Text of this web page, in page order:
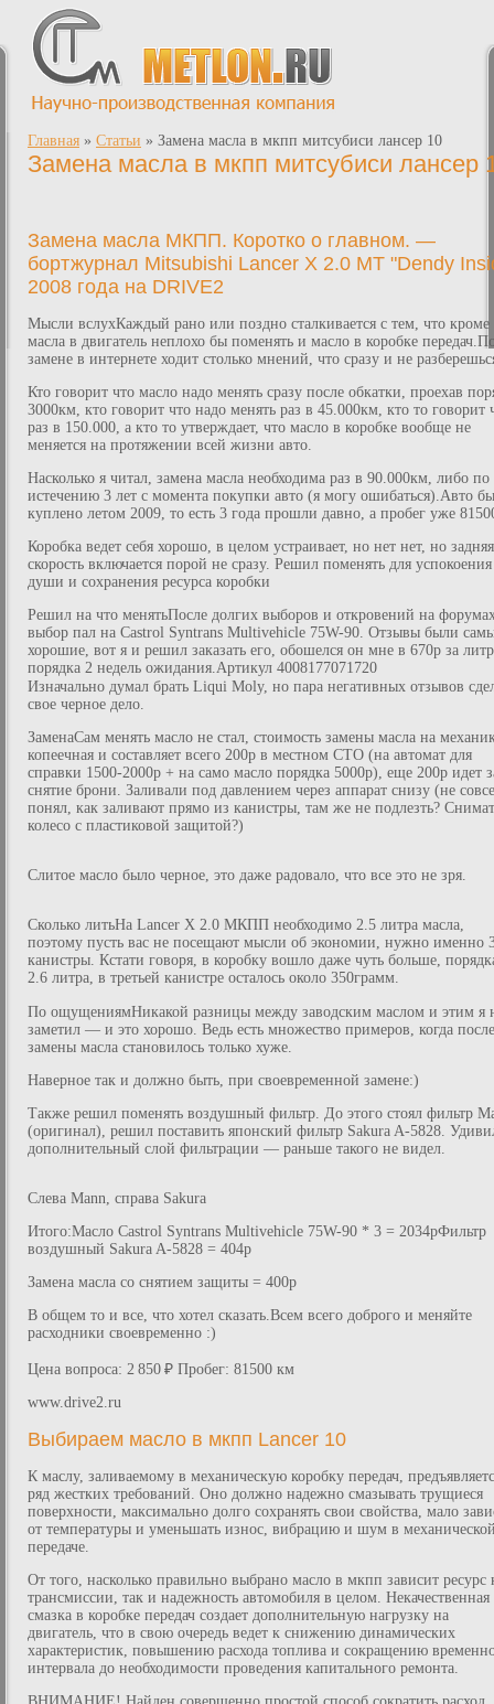
Главная » Статьи » Замена масла в мкпп митсубиси лансер 10
Замена масла в мкпп митсубиси лансер
Замена масла МКПП. Коротко о главном. —
бортжурнал Mitsubishi Lancer X 2.0 MT "Dendy
2008 года на DRIVE2
Мысли вслухКаждый рано или поздно сталкивается с тем, что кроме
масла в двигатель неплохо бы поменять и масло в коробке
замене в интернете ходит столько мнений, что сразу и не
Кто говорит что масло надо менять сразу после обкатки, проехав
3000км, кто говорит что надо менять раз в 45.000км, кто то говорит
раз в 150.000, а кто то утверждает, что масло в коробке вообще не
меняется на протяжении всей жизни авто.
Насколько я читал, замена масла необходима раз в 90.000км, либо по
истечению 3 лет с момента покупки авто (я могу ошибаться).Авто
куплено летом 2009, то есть 3 года прошли давно, а пробег уже
Коробка ведет себя хорошо, в целом устраивает, но нет нет, но задняя
скорость включается порой не сразу. Решил поменять для успокоения
души и сохранения ресурса коробки
Решил на что менятьПосле долгих выборов и откровений на
выбор пал на Castrol Syntrans Multivehicle 75W-90. Отзывы были
хорошие, вот я и решил заказать его, обошелся он мне в 670р за
порядка 2 недель ожидания.Артикул 4008177071720
Изначально думал брать Liqui Moly, но пара негативных отзывов
свое черное дело.
ЗаменаСам менять масло не стал, стоимость замены масла на
копеечная и составляет всего 200р в местном СТО (на автомат для
справки 1500-2000р + на само масло порядка 5000р), еще 200р идет
снятие брони. Заливали под давлением через аппарат снизу (не
понял, как заливают прямо из канистры, там же не подлезть?
колесо с пластиковой защитой?)
Слитое масло было черное, это даже радовало, что все это не зря.
Сколько литьНа Lancer X 2.0 МКПП необходимо 2.5 литра масла,
поэтому пусть вас не посещают мысли об экономии, нужно именно
канистры. Кстати говоря, в коробку вошло даже чуть больше,
2.6 литра, в третьей канистре осталось около 350грамм.
По ощущениямНикакой разницы между заводским маслом и этим я
заметил — и это хорошо. Ведь есть множество примеров, когда после
замены масла становилось только хуже.
Наверное так и должно быть, при своевременной замене:)
Также решил поменять воздушный фильтр. До этого стоял фильтр
(оригинал), решил поставить японский фильтр Sakura A-5828.
дополнительный слой фильтрации — раньше такого не видел.
Слева Mann, справа Sakura
Итого:Масло Castrol Syntrans Multivehicle 75W-90 * 3 = 2034рФильтр
воздушный Sakura A-5828 = 404р
Замена масла со снятием защиты = 400р
В общем то и все, что хотел сказать.Всем всего доброго и меняйте
расходники своевременно :)
Цена вопроса: 2 850 ₽ Пробег: 81500 км
www.drive2.ru
Выбираем масло в мкпп Lancer 10
К маслу, заливаемому в механическую коробку передач,
ряд жестких требований. Оно должно надежно смазывать трущиеся
поверхности, максимально долго сохранять свои свойства, мало
от температуры и уменьшать износ, вибрацию и шум в
передаче.
От того, насколько правильно выбрано масло в мкпп зависит ресурс
трансмиссии, так и надежность автомобиля в целом. Некачественная
смазка в коробке передач создает дополнительную нагрузку на
двигатель, что в свою очередь ведет к снижению динамических
характеристик, повышению расхода топлива и сокращению
интервала до необходимости проведения капитального ремонта.